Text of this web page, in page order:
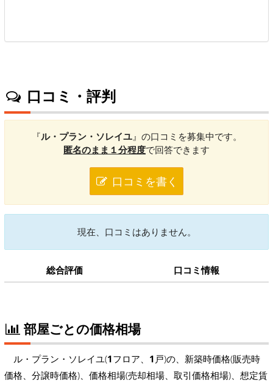
口コミ・評判
『ル・プラン・ソレイユ』の口コミを募集中です。
匿名のまま１分程度で回答できます
口コミを書く
現在、口コミはありません。
総合評価 口コミ情報
部屋ごとの価格相場
ル・プラン・ソレイユ(1フロア、 1 戸)の、新築時価格(販売時
価格、分譲時価格)、価格相場(売却相場、取引価格相場)、想定賃